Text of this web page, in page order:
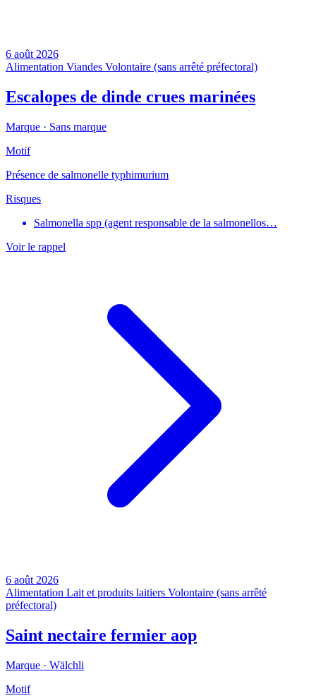
6 août 2026
Alimentation Viandes Volontaire (sans arrêté préfectoral)
Escalopes de dinde crues marinées
Marque · Sans marque
Motif
Présence de salmonelle typhimurium
Risques
Salmonella spp (agent responsable de la salmonellos…
Voir le rappel
6 août 2026
Alimentation Lait et produits laitiers Volontaire (sans arrêté
préfectoral)
Saint nectaire fermier aop
Marque · Wälchli
Motif